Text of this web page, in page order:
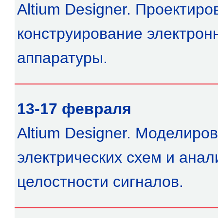
Altium Designer.
конструирование
аппаратуры.
13-17 февраля
Altium Designer.
электрических схем и
целостности сигналов.